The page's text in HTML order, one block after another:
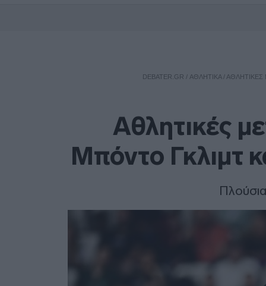
DEBATER.GR / ΑΘΛΗΤΙΚΑ/ΑΘΛΗΤΙΚΈΣ
Αθλητικές
Μπόντο Γκλιμτ